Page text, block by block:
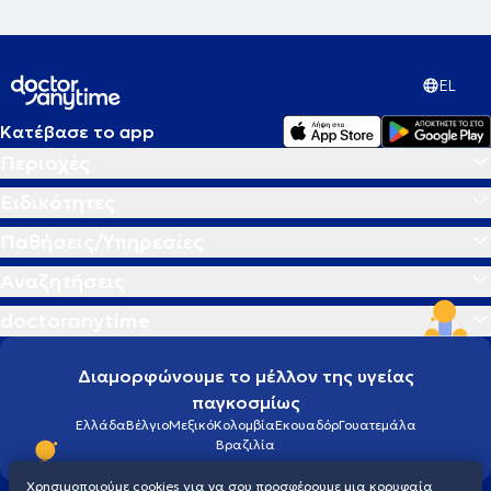
EL
Κατέβασε το app
Διαμορφώνουμε το μέλλον της υγείας
παγκοσμίως
ΕλλάδαΒέλγιοΜεξικόΚολομβίαΕκουαδόρΓουατεμάλα
Βραζιλία
Χρησιμοποιούμε cookies για να σου προσφέρουμε μια κορυφαία